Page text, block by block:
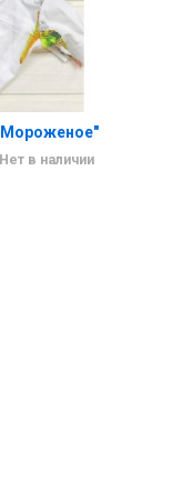
Нет в наличии